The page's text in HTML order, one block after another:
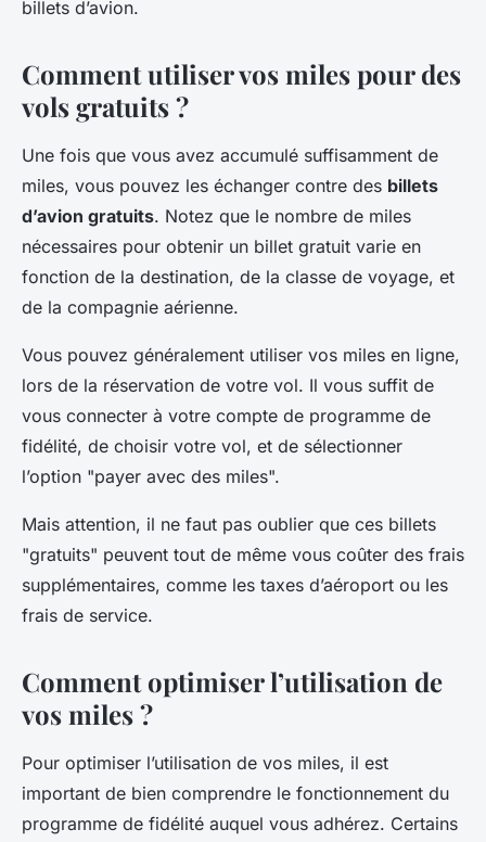
billets d’avion.
Comment utiliser vos miles pour des
vols gratuits ?
Une fois que vous avez accumulé suffisamment de
miles, vous pouvez les échanger contre des billets
d’avion gratuits. Notez que le nombre de miles
nécessaires pour obtenir un billet gratuit varie en
fonction de la destination, de la classe de voyage, et
de la compagnie aérienne.
Vous pouvez généralement utiliser vos miles en ligne,
lors de la réservation de votre vol. Il vous suffit de
vous connecter à votre compte de programme de
fidélité, de choisir votre vol, et de sélectionner
l’option "payer avec des miles".
Mais attention, il ne faut pas oublier que ces billets
"gratuits" peuvent tout de même vous coûter des frais
supplémentaires, comme les taxes d’aéroport ou les
frais de service.
Comment optimiser l’utilisation de
vos miles ?
Pour optimiser l’utilisation de vos miles, il est
important de bien comprendre le fonctionnement du
programme de fidélité auquel vous adhérez. Certains